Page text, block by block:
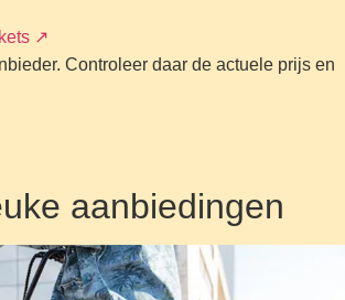
↗
Controleer daar de actuele prijs en
aanbiedingen